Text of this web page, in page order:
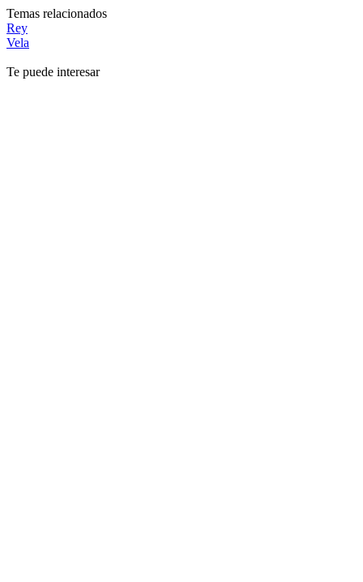
Temas relacionados
Rey
Vela
Te puede interesar